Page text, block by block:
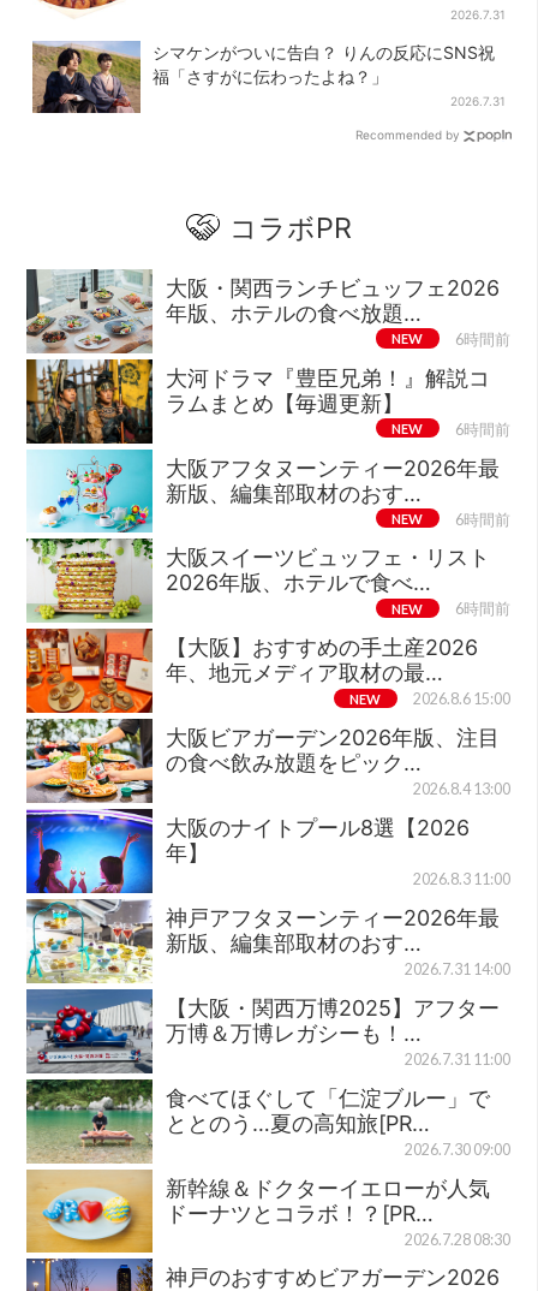
2026.7.31
シマケンがついに告白？ りんの反応にSNS祝
福「さすがに伝わったよね？」
2026.7.31
Recommended by
コラボPR
大阪・関西ランチビュッフェ2026
年版、ホテルの食べ放題…
NEW 6時間前
大河ドラマ『豊臣兄弟！』解説コ
ラムまとめ【毎週更新】
NEW 6時間前
大阪アフタヌーンティー2026年最
新版、編集部取材のおす…
NEW 6時間前
大阪スイーツビュッフェ・リスト
2026年版、ホテルで食べ…
NEW 6時間前
【大阪】おすすめの手土産2026
年、地元メディア取材の最…
NEW 2026.8.6 15:00
大阪ビアガーデン2026年版、注目
の食べ飲み放題をピック…
2026.8.4 13:00
大阪のナイトプール8選【2026
年】
2026.8.3 11:00
神戸アフタヌーンティー2026年最
新版、編集部取材のおす…
2026.7.31 14:00
【大阪・関西万博2025】アフター
万博＆万博レガシーも！…
2026.7.31 11:00
食べてほぐして「仁淀ブルー」で
ととのう…夏の高知旅[PR…
2026.7.30 09:00
新幹線＆ドクターイエローが人気
ドーナツとコラボ！？[PR…
2026.7.28 08:30
神戸のおすすめビアガーデン2026